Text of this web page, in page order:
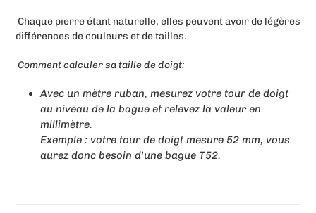
Chaque pierre étant naturelle, elles peuvent avoir de légères
différences de couleurs et de tailles.
Comment calculer sa taille de doigt:
Avec un mètre ruban, mesurez votre tour de doigt
au niveau de la bague et relevez la valeur en
millimètre.
Exemple : votre tour de doigt mesure 52 mm, vous
aurez donc besoin d'une bague T52.